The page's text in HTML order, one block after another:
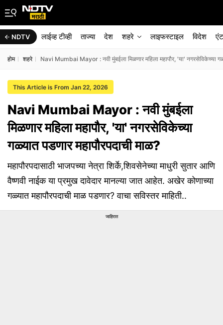
NDTV लाईव्ह टीव्ही ताज्या देश शहरे लाइफस्टाइल विदेश
होम शहरे Navi Mumbai Mayor : नवी मुंबईला मिळणार महिला महापौर, 'या' नगरसेविकेच्या
This Article is From Jan 22, 2026
Navi Mumbai Mayor : नवी मुंबईला
मिळणार महिला महापौर, 'या' नगरसेविकेच्या
गळ्यात पडणार महापौरपदाची माळ?
महापौरपदासाठी भाजपच्या नेत्रा शिर्के,शिवसेनेच्या माधुरी सुतार आणि
वैष्णवी नाईक या प्रमुख दावेदार मानल्या जात आहेत. अखेर कोणाच्या
गळ्यात महापौरपदाची माळ पडणार? वाचा सविस्तर माहिती..
जाहिरात